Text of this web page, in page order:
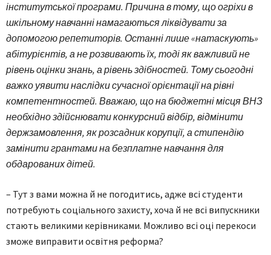
інститутської програми. Причина в тому, що огріхи в
шкільному навчанні намагаються ліквідувати за
допомогою репетиторів. Останні лише «натаскують»
абітурієнтів, а не розвивають їх, тоді як важливий не
рівень оцінки знань, а рівень здібностей. Тому сьогодні
важко уявити наслідки сучасної орієнтації на рівні
компетентностей. Вважаю, що на бюджетні місця ВНЗ
необхідно здійснювати конкурсний відбір, відмінити
держзамовлення, як розсадник корупції, а стипендію
замінити грантами на безплатне навчання для
обдарованих дітей.
– Тут з вами можна й не погодитись, адже всі студенти
потребують соціального захисту, хоча й не всі випускники
стають великими керівниками. Можливо всі оці перекоси
зможе виправити освітня реформа?